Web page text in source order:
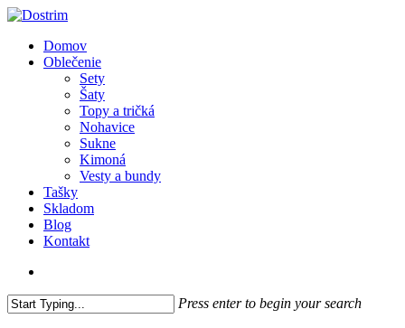
Skip
main
content
search
Menu
Domov
Oblečenie
Sety
Šaty
Topy a tričká
Nohavice
Sukne
Kimoná
Vesty a bundy
Tašky
Skladom
Blog
Kontakt
Press enter to begin your search